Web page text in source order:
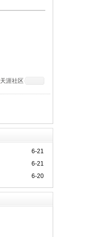
天涯社区
6-21
6-21
6-20